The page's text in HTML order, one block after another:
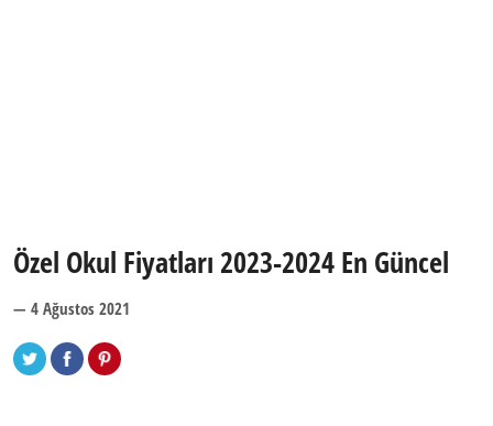
Özel Okul Fiyatları 2023-2024 En Güncel
— 4 Ağustos 2021